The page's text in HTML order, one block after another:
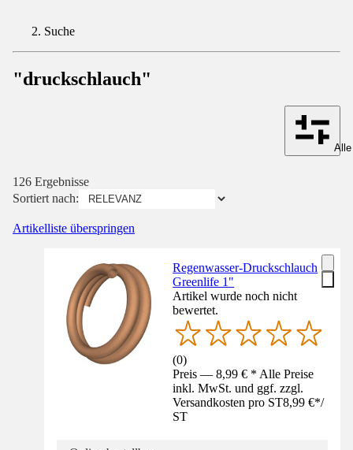
Suche
"druckschlauch"
126 Ergebnisse
Sortiert nach:
Artikelliste überspringen
Regenwasser-Druckschlauch
Greenlife 1"
Artikel wurde noch nicht
bewertet.
(0)
Preis — 8,99 € * Alle Preise
inkl. MwSt. und ggf. zzgl.
Versandkosten pro ST8,99 €*/
ST